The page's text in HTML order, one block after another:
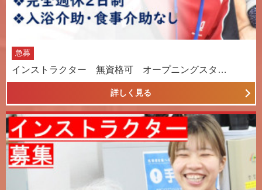
急募
インストラクター 無資格可 オープニングスタ…
詳しく見る